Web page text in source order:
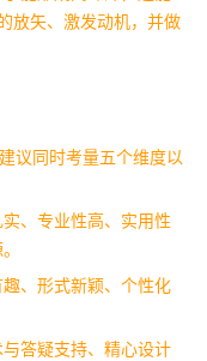
放矢、激发动机，并做
议同时考量五个维度以
、专业性高、实用性
、形式新颖、个性化
答疑支持、精心设计